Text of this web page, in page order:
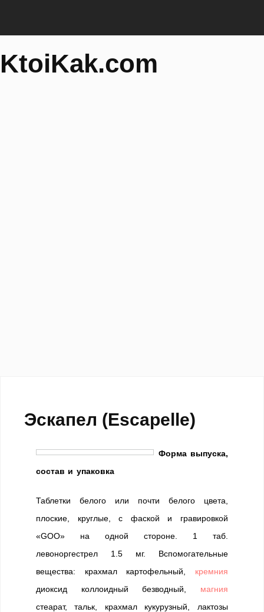
KtoiKak.com
Эскапел (Escapelle)
Форма выпуска,
состав и упаковка
Таблетки белого или почти белого цвета,
плоские, круглые, с фаской и гравировкой
«GOO» на одной стороне. 1 таб.
левоноргестрел 1.5 мг. Вспомогательные
вещества: крахмал картофельный, кремния
диоксид коллоидный безводный, магния
стеарат, тальк, крахмал кукурузный, лактозы